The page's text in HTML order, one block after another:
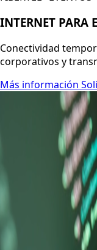
INTERNET PARA
Conectividad
corporativos y
Más información